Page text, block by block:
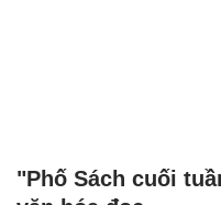
"Phố Sách cuối